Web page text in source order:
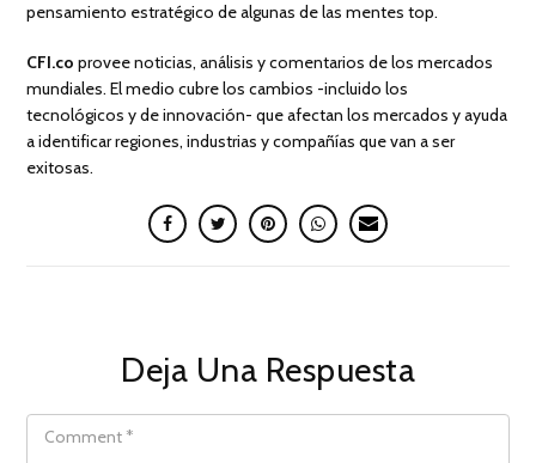
pensamiento estratégico de algunas de las mentes top.
CFI.co provee noticias, análisis y comentarios de los mercados
mundiales. El medio cubre los cambios -incluido los
tecnológicos y de innovación- que afectan los mercados y ayuda
a identificar regiones, industrias y compañías que van a ser
exitosas.
Deja Una Respuesta
COMMENT